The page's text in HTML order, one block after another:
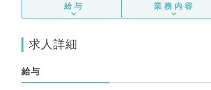
給与 業務内容
求人詳細
給与